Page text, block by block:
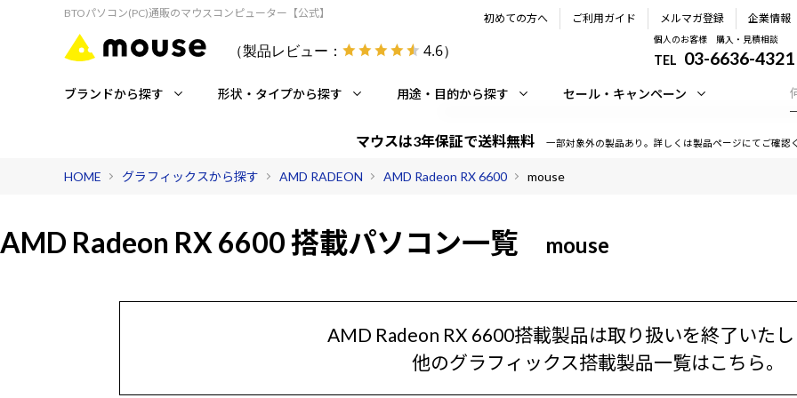
BTOパソコン(PC)通販のマウスコンピューター【公式】
（製品レビュー： 4.6）
初めての方へ ご利用ガイド メルマガ登録 企業情報
個人のお客様 購入・見積相談
TEL 03-6636-4321
ブランドから探す 形状・タイプから探す 用途・目的から探す セール・キャンペーン
マウスは3年保証で送料無料 一部対象外の製品あり。詳しくは製品ページにてご確認
HOME グラフィックスから探す AMD RADEON AMD Radeon RX 6600 mouse
AMD Radeon RX 6600搭載パソコン一覧 mouse
AMD Radeon RX 6600搭載製品は取り扱いを終了いた
他のグラフィックス搭載製品一覧はこちら。